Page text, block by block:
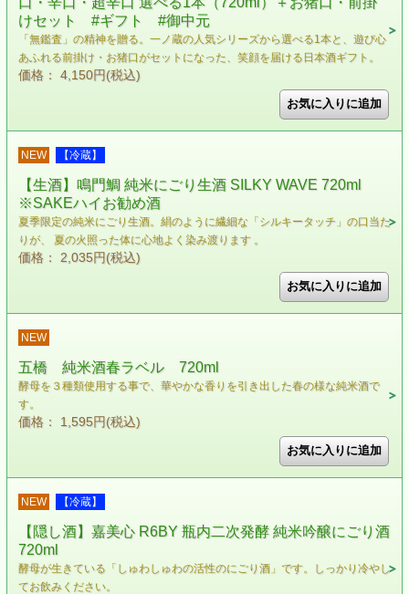
けセット #ギフト #御中元
「無鑑査」の精神を贈る。一ノ蔵の人気シリーズから選べる1本と、遊び心
あふれる前掛け・お猪口がセットになった、笑顔を届ける日本酒ギフト。
価格： 4,150円(税込)
NEW 【冷蔵】
【生酒】鳴門鯛 純米にごり生酒 SILKY WAVE 720ml
※SAKEハイお勧め酒
夏季限定の純米にごり生酒。絹のように繊細な「シルキータッチ」の口当た
りが、 夏の火照った体に心地よく染み渡ります 。
価格： 2,035円(税込)
NEW
五橋 純米酒春ラベル 720ml
酵母を３種類使用する事で、華やかな香りを引き出した春の様な純米酒で
す。
価格： 1,595円(税込)
NEW 【冷蔵】
【隠し酒】嘉美心 R6BY 瓶内二次発酵 純米吟醸にごり酒
720ml
酵母が生きている「しゅわしゅわの活性のにごり酒」です。しっかり冷やし
てお飲みください。